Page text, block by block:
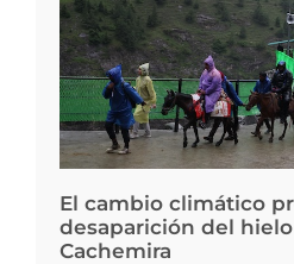
El cambio climático
desaparición del
Cachemira